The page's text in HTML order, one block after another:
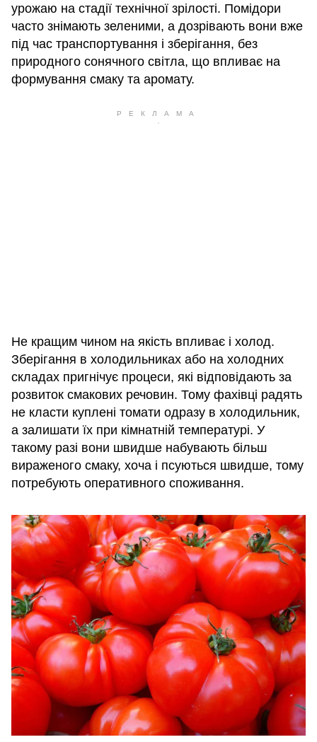
урожаю на стадії технічної зрілості. Помідори
часто знімають зеленими, а дозрівають вони вже
під час транспортування і зберігання, без
природного сонячного світла, що впливає на
формування смаку та аромату.
Не кращим чином на якість впливає і холод.
Зберігання в холодильниках або на холодних
складах пригнічує процеси, які відповідають за
розвиток смакових речовин. Тому фахівці радять
не класти куплені томати одразу в холодильник,
а залишати їх при кімнатній температурі. У
такому разі вони швидше набувають більш
вираженого смаку, хоча і псуються швидше, тому
потребують оперативного споживання.